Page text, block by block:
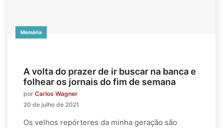
Memória
A volta do prazer de ir buscar na banca e
folhear os jornais do fim de semana
por Carlos Wagner
20 de julho de 2021
Os velhos repórteres da minha geração são